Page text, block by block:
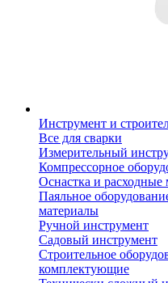
Инструмент и
Все для сварки
Измерительный
Компрессорное
Оснастка и расходные
Паяльное
материалы
Ручной инструмент
Садовый инструмент
Строительное
комплектующие